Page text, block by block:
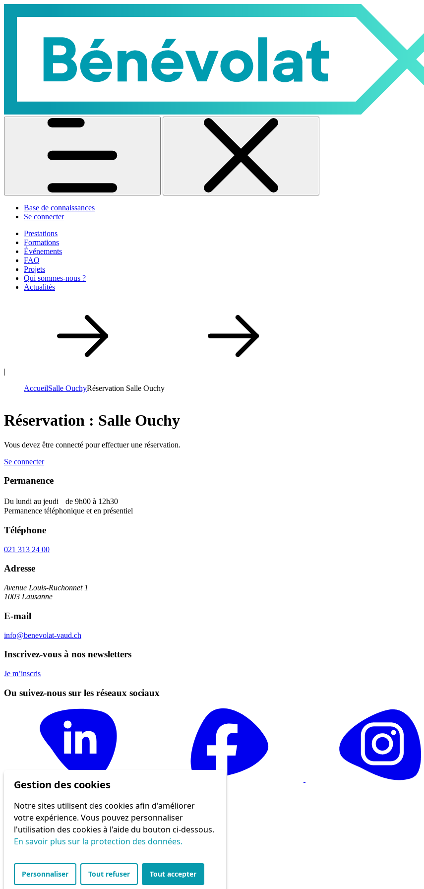
Base de connaissances
Se connecter
Prestations
Formations
Événements
FAQ
Projets
Qui sommes-nous ?
Actualités
|
AccueilSalle OuchyRéservation Salle Ouchy
Réservation : Salle Ouchy
Vous devez être connecté pour effectuer une réservation.
Se connecter
Permanence
Du lundi au jeudi de 9h00 à 12h30
Permanence téléphonique et en présentiel
Téléphone
021 313 24 00
Adresse
Avenue Louis-Ruchonnet 1
1003 Lausanne
E-mail
info@benevolat-vaud.ch
Inscrivez-vous à nos newsletters
Je m’inscris
Ou suivez-nous sur les réseaux sociaux
Politique de confidentialité
Gestion des cookies
Notre sites utilisent des cookies afin d'améliorer
votre expérience. Vous pouvez personnaliser
l'utilisation des cookies à l'aide du bouton ci-dessous.
En savoir plus sur la protection des données.
Personnaliser Tout refuser Tout accepter